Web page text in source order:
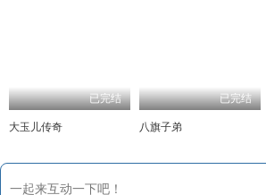
已完结
大玉儿传奇
已完结
八旗子弟